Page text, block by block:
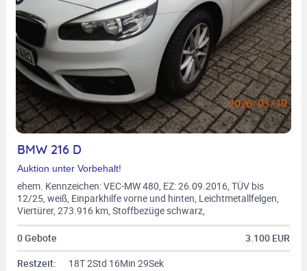
BMW 216 D
Auktion unter Vorbehalt!
ehem. Kennzeichen: VEC-MW 480, EZ: 26.09.2016, TÜV bis
12/25, weiß, Einparkhilfe vorne und hinten, Leichtmetallfelgen,
Viertürer, 273.916 km, Stoffbezüge schwarz,
Multifunktionslederlenkrad, Fahrgestellnr.:
WBA2B31040V813765, 6-Gang-Schaltgetriebe, 85 KW, 1.496
ccm, Diesel, Euro 6, 0005/BXS
0 Gebote
3.100 EUR
Restzeit:
18T 2Std 16Min 28Sek